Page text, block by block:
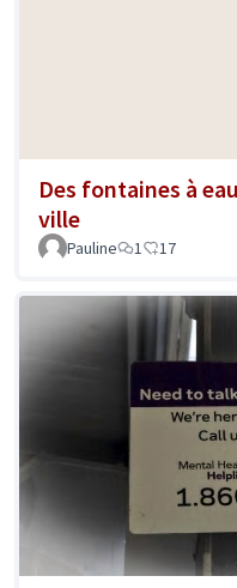
Des fontaines à
ville
Pauline 1 17